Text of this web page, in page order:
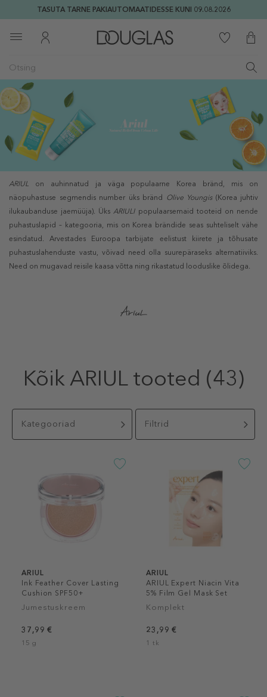
TASUTA TARNE PAKIAUTOMAATIDESSE KUNI 09.08.2026
ARIUL on auhinnatud ja väga populaarne Korea bränd, mis on
näopuhastuse segmendis number üks bränd
Olive Youngis(Korea juhtiv
ilukaubanduse jaemüüja). ÜksARIULI populaarsemaid tooteid on nende
puhastuslapid – kategooria, mis on Korea brändide seas suhteliselt vähe
esindatud. Arvestades Euroopa tarbijate eelistust kiirete ja tõhusate
puhastuslahenduste vastu, võivad need olla suurepäraseks alternatiiviks.
Need on mugavad reisile kaasa võtta ning rikastatud looduslike õlidega.
Kõik ARIUL tooted (43)
Kategooriad Filtrid
ARIUL
Ink Feather Cover Lasting
Cushion SPF50+
Jumestuskreem
37,99 €
15 g
ARIUL
ARIUL Expert Niacin Vita
5% Film Gel Mask Set
Komplekt
23,99 €
1 tk